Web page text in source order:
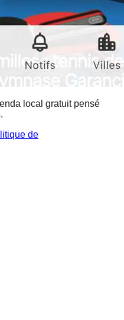
local gratuit pensé
de